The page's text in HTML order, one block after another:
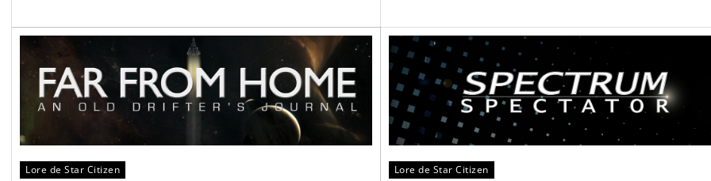
Lore de Star Citizen Lore de Star Citizen